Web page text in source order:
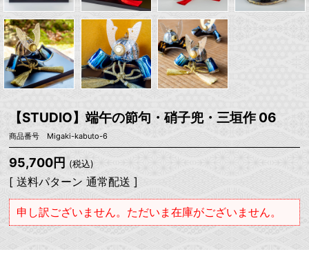
【STUDIO】端午の節句・硝子兜・三垣作 06
商品番号 Migaki-kabuto-6
95,700円 (税込)
[ 送料パターン 通常配送 ]
申し訳ございません。ただいま在庫がございません。